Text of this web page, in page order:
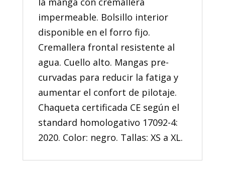
impermeable. Bolsillo interior
disponible en el forro fijo.
Cremallera frontal resistente al
agua. Cuello alto. Mangas pre-
curvadas para reducir la fatiga y
aumentar el confort de pilotaje.
Chaqueta certificada CE según el
standard homologativo 17092-4:
2020. Color: negro. Tallas: XS a XL.